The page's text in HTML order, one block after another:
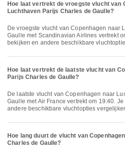
Hoe laat vertrekt de vroegste vlucht van
Luchthaven Parijs Charles de Gaulle?
De vroegste vlucht van Copenhagen naar Luchthaven Parijs Charles de
Gaulle met Scandinavian Airlines vertrekt
bekijken en andere beschikbare
Hoe laat vertrekt de laatste vlucht van
Parijs Charles de Gaulle?
De laatste vlucht van Copenhagen naar Luchthaven Parijs Charles de
Gaulle met Air France vertrekt om 19:40.
andere beschikbare vluchtopties
Hoe lang duurt de vlucht van
Charles de Gaulle?